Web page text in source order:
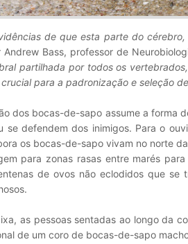
de que esta parte do
Andrew Bass, professor de
partilhada por todos os
para a padronização e seleção
dos bocas-de-sapo assume a forma
se defendem dos inimigos. Para o
os bocas-de-sapo vivam no norte
para zonas rasas entre marés
de ovos não eclodidos que se
as pessoas sentadas ao longo da
de um coro de bocas-de-sapo